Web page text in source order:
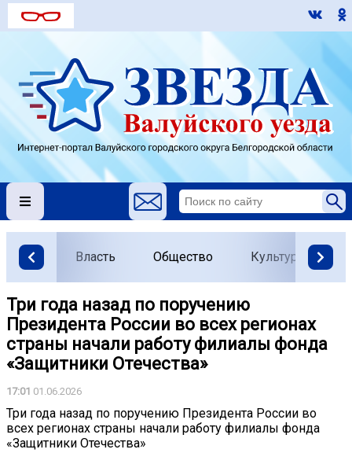
Власть Общество Культура
Три года назад по поручению
Президента России во всех регионах
страны начали работу филиалы фонда
«Защитники Отечества»
17:01 01.06.2026
Три года назад по поручению Президента России во
всех регионах страны начали работу филиалы фонда
«Защитники Отечества»